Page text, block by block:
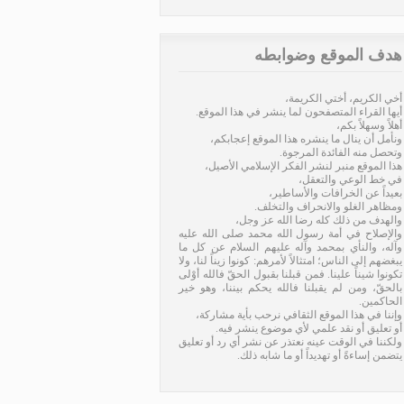
هدف الموقع وضوابطه
أخي الكريم، أختي الكريمة،
أيها القراء المتصفحون لما ينشر في هذا الموقع.
أهلاً وسهلاً بكم،
ونأمل أن ينال ما ينشره هذا الموقع إعجابكم،
وتحصل منه الفائدة المرجوة.
هذا الموقع منبر لنشر الفكر الإسلامي الأصيل،
في خط الوعي والتعقل،
بعيداً عن الخرافات والأساطير،
ومظاهر الغلو والانحراف والتخلف.
والهدف من ذلك كله رضا الله عز وجل،
والإصلاح في أمة رسول الله محمد صلى الله عليه
وآله، والنأي بمحمد وآله عليهم السلام عن كل ما
يبغضهم إلى الناس؛ امتثالاً لأمرهم: كونوا زيناً لنا، ولا
تكونوا شيناً علينا. فمن قبلنا بقبول الحقّ فالله أوْلى
بالحقّ، ومن لم يقبلنا فالله يحكم بيننا، وهو خير
الحاكمين.
وإننا في هذا الموقع الثقافي نرحب بأية مشاركة،
أو تعليق أو نقد علمي لأي موضوع ينشر فيه.
ولكننا في الوقت عينه نعتذر عن نشر أي رد أو تعليق
يتضمن إساءةً أو تهديداً أو ما شابه ذلك.